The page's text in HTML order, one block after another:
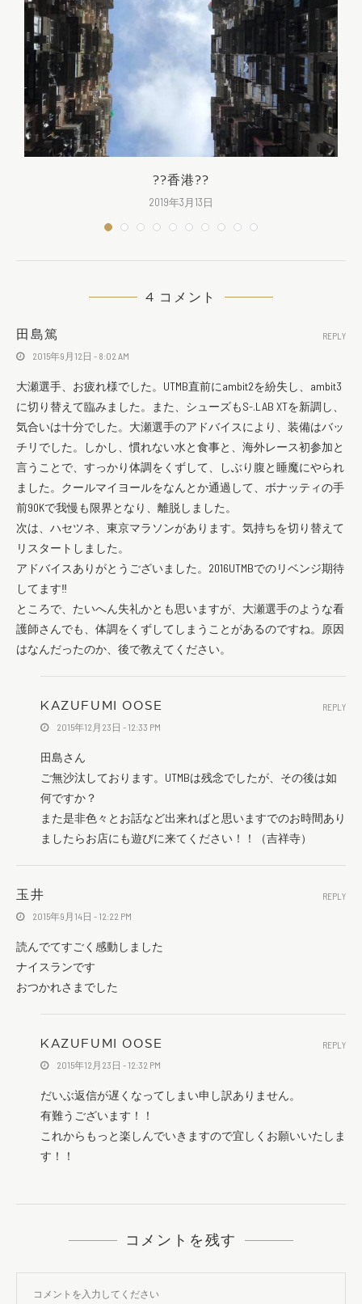
??香港??
2019年3月13日
4 コメント
田島篤
2015年9月12日 - 8:02 AM
大瀬選手、お疲れ様でした。UTMB直前にambit2を紛失し、ambit3
に切り替えて臨みました。また、シューズもS-.LAB XTを新調し、
気合いは十分でした。大瀬選手のアドバイスにより、装備はバッ
チリでした。しかし、慣れない水と食事と、海外レース初参加と
言うことで、すっかり体調をくずして、しぶり腹と睡魔にやられ
ました。クールマイヨールをなんとか通過して、ボナッティの手
前90Kで我慢も限界となり、離脱しました。
次は、ハセツネ、東京マラソンがあります。気持ちを切り替えて
リスタートしました。
アドバイスありがとうございました。2016UTMBでのリベンジ期待
してます‼
ところで、たいへん失礼かとも思いますが、大瀬選手のような看
護師さんでも、体調をくずしてしまうことがあるのですね。原因
はなんだったのか、後で教えてください。
REPLY
KAZUFUMI OOSE
2015年12月23日 - 12:33 PM
田島さん
ご無沙汰しております。UTMBは残念でしたが、その後は如
何ですか？
また是非色々とお話など出来ればと思いますでのお時間あり
ましたらお店にも遊びに来てください！！（吉祥寺）
REPLY
玉井
2015年9月14日 - 12:22 PM
読んでてすごく感動しました
ナイスランです
おつかれさまでした
REPLY
KAZUFUMI OOSE
2015年12月23日 - 12:32 PM
だいぶ返信が遅くなってしまい申し訳ありません。
有難うございます！！
これからもっと楽しんでいきますので宜しくお願いいたしま
す！！
REPLY
コメントを残す